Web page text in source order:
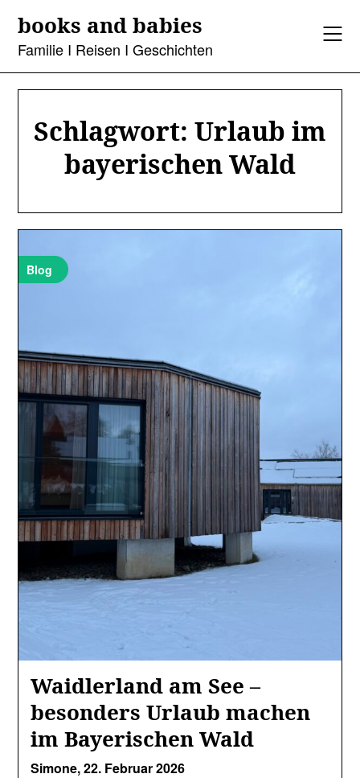
content
books and babies
Familie I Reisen I Geschichten
Schlagwort: Urlaub im
bayerischen Wald
Blog
Waidlerland am See –
besonders Urlaub machen
im Bayerischen Wald
Simone,22. Februar 2026